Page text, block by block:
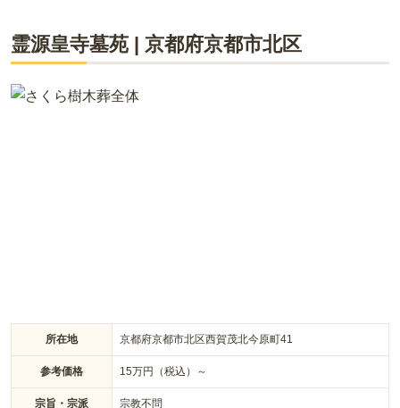
NHK「あさイチ」、マツコデラックスさん司会の日本テレビ系
列番組「月曜から夜ふかし」など多くのメディアや雑誌で紹介
霊源皇寺墓苑 京都府京都市北区
所在地 京都府京都市北区西賀茂北今原町41
参考価格 15万円（税込）～
宗旨・宗派 宗教不問